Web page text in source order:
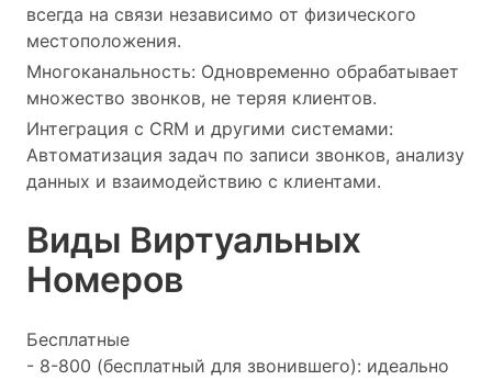
всегда на связи независимо от физического
местоположения.
Многоканальность: Одновременно обрабатывает
множество звонков, не теряя клиентов.
Интеграция с CRM и другими системами:
Автоматизация задач по записи звонков, анализу
данных и взаимодействию с клиентами.
Виды Виртуальных
Номеров
Бесплатные
- 8-800 (бесплатный для звонившего): идеально